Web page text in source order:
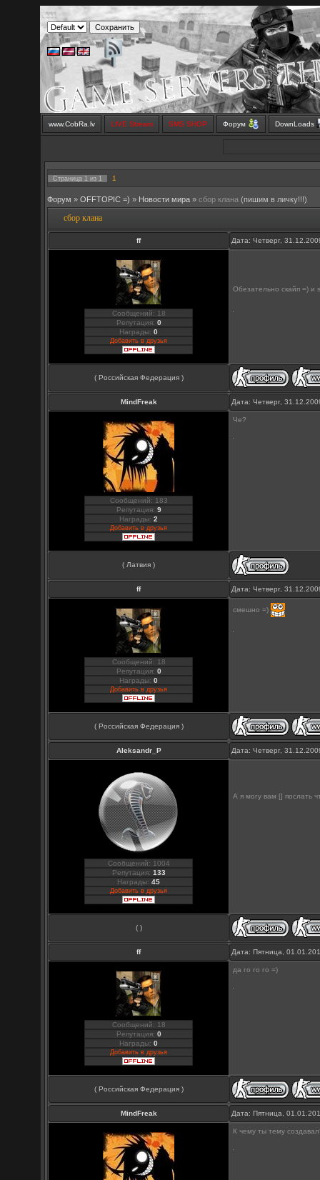
www.CobRa.lv LIVE Stream SMS SHOP Форум DownLoads
Страница 1 из 1 1
Форум » OFFTOPIC =) » Новости мира » сбор клана (пишим в личку!!!)
сбор клана
ff Дата: Четверг,
Сообщений: 18
Репутация: 0
Награды:0
Добавить в друзья
Обезательно скайп =)
( Российская Федерация )
MindFreak Дата: Четверг,
Сообщений: 183
Репутация: 9
Награды:2
Добавить в друзья
Че?
( Латвия )
ff Дата: Четверг,
Сообщений: 18
Репутация: 0
Награды:0
Добавить в друзья
смешно =)
( Российская Федерация )
Aleksandr_P Дата: Четверг,
Сообщений: 1004
Репутация: 133
Награды:45
Добавить в друзья
А я могу вам [] послать
( )
ff Дата: Пятница,
Сообщений: 18
Репутация: 0
Награды:0
Добавить в друзья
да го го го =)
( Российская Федерация )
MindFreak Дата: Пятница,
К чему ты тему